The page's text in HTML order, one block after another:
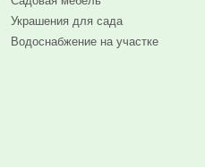
Украшения для сада
Водоснабжение на участке